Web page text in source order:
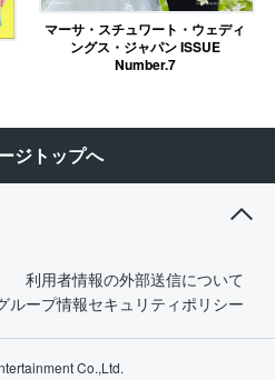
マーサ・スチュワート・ウェディ
ングス・ジャパン ISSUE
Number.7
ジトップへ
利用者情報の外部送信について
ループ情報セキュリティポリシー
Co.,Ltd.